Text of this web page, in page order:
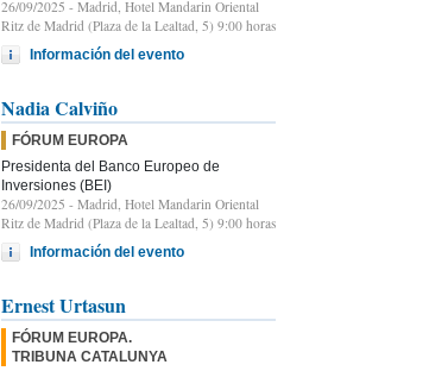
26/09/2025 - Madrid, Hotel Mandarin Oriental
Ritz de Madrid (Plaza de la Lealtad, 5) 9:00 horas
Información del evento
Nadia Calviño
FÓRUM EUROPA
Presidenta del Banco Europeo de
Inversiones (BEI)
26/09/2025 - Madrid, Hotel Mandarin Oriental
Ritz de Madrid (Plaza de la Lealtad, 5) 9:00 horas
Información del evento
Ernest Urtasun
FÓRUM EUROPA.
TRIBUNA CATALUNYA